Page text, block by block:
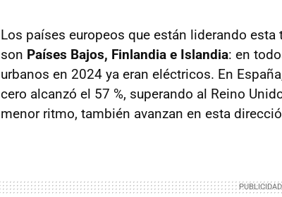
Los países europeos que están liderando
son Países Bajos, Finlandia e Islandia: en
urbanos en 2024 ya eran eléctricos. En
cero alcanzó el 57 %, superando al Reino
menor ritmo, también avanzan en esta